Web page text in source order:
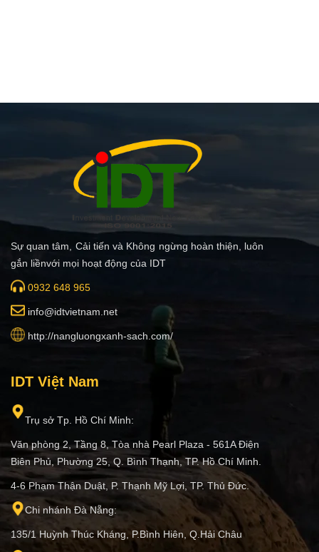
Sự quan tâm, Cải tiến và Không ngừng hoàn thiện, luôn
gắn liềnvới mọi hoạt động của IDT
0932 648 965
info@idtvietnam.net
http://nangluongxanh-sach.com/
IDT Việt Nam
Trụ sở Tp. Hồ Chí Minh:
Văn phòng 2, Tầng 8, Tòa nhà Pearl Plaza - 561A Điện
Biên Phủ, Phường 25, Q. Bình Thạnh, TP. Hồ Chí Minh.
4-6 Phạm Thận Duật, P. Thạnh Mỹ Lợi, TP. Thủ Đức.
Chi nhánh Đà Nẵng:
135/1 Huỳnh Thúc Kháng, P.Bình Hiên, Q.Hải Châu